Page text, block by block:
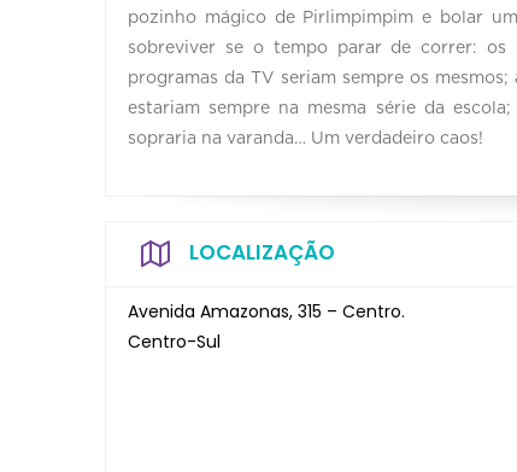
pozinho mágico de Pirlimpimpim e bolar
sobreviver se o tempo parar de correr:
programas da TV seriam sempre os
estariam sempre na mesma série da
sopraria na varanda… Um verdadeiro caos!
LOCALIZAÇÃO
Avenida Amazonas, 315 – Centro.
Centro-Sul